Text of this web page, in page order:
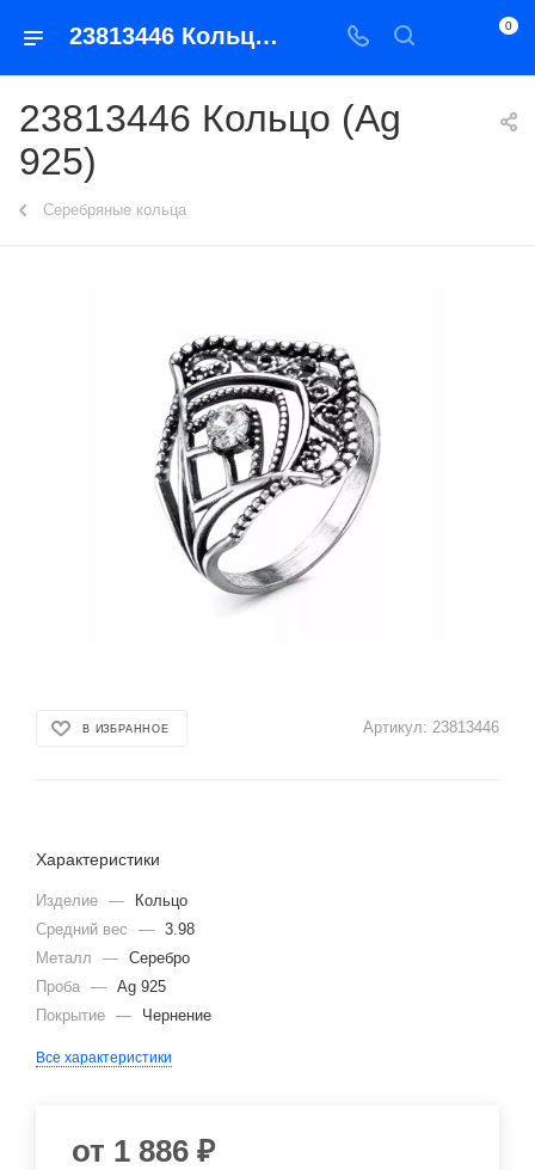
23813446 Кольцо (Ag 925) 0
23813446 Кольцо (Ag
925)
Серебряные кольца
В ИЗБРАННОЕ Артикул: 23813446
Характеристики
Изделие —
Кольцо
Средний вес
— 3.98
Металл
— Серебро
Проба — Ag 925
Покрытие — Чернение
Все характеристики
от 1 886 ₽